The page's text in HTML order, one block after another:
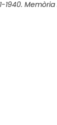
1940.